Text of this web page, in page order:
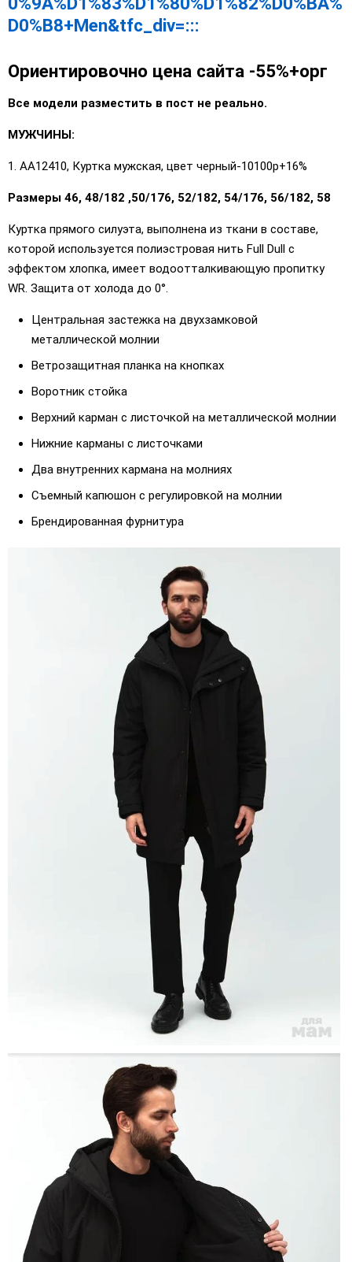
D0%B8+Men&tfc_div=:::
Ориентировочно цена сайта -55%+орг
Все модели разместить в пост не реально.
МУЖЧИНЫ:
1. AA12410, Куртка мужская, цвет черный-10100р+16%
Размеры 46, 48/182 ,50/176, 52/182, 54/176, 56/182, 58
Куртка прямого силуэта, выполнена из ткани в составе,
которой используется полиэстровая нить Full Dull с
эффектом хлопка, имеет водоотталкивающую пропитку
WR. Защита от холода до 0°.
Центральная застежка на двухзамковой
металлической молнии
Ветрозащитная планка на кнопках
Воротник стойка
Верхний карман с листочкой на металлической молнии
Нижние карманы c листочками
Два внутренних кармана на молниях
Съемный капюшон с регулировкой на молнии
Брендированная фурнитура